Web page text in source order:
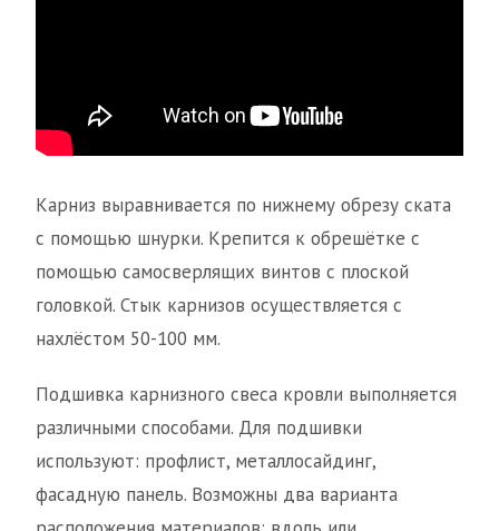
Карниз выравнивается по нижнему обрезу ската
с помощью шнурки. Крепится к обрешётке с
помощью самосверлящих винтов с плоской
головкой. Стык карнизов осуществляется с
нахлёстом 50-100 мм.
Подшивка карнизного свеса кровли выполняется
различными способами. Для подшивки
используют: профлист, металлосайдинг,
фасадную панель. Возможны два варианта